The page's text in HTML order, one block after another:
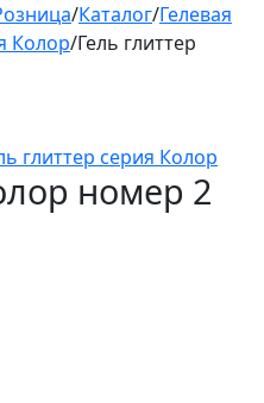
/Каталог/Гелевая
Колор/Гель глиттер
глиттер серия Колор
номер 2